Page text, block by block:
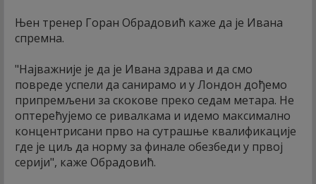
Њен тренер Горан Обрадовић каже да је Ивана
спремна.
"Најважније је да је Ивана здрава и да смо
повреде успели да санирамо и у Лондон дођемо
припремљени за скокове преко седам метара. Не
оптерећујемо се ривалкама и идемо максимално
концентрисани прво на сутрашње квалификације
где је циљ да норму за финале обезбеди у првој
серији", каже Обрадовић.